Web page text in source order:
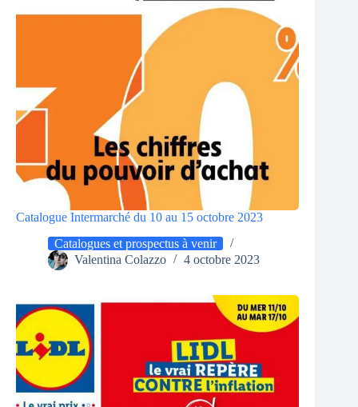
Catalogue Intermarché du 10 au 15 octobre 2023
Catalogues et prospectus à venir
Valentina Colazzo
4 octobre 2023